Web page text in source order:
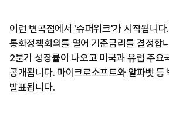
이런 변곡점에서 '슈퍼위크'가 시작됩니다
통화정책회의를 열어 기준금리를 결정합
2분기 성장률이 나오고 미국과 유럽 주요
공개됩니다. 마이크로소프트와 알파벳 등
발표됩니다.